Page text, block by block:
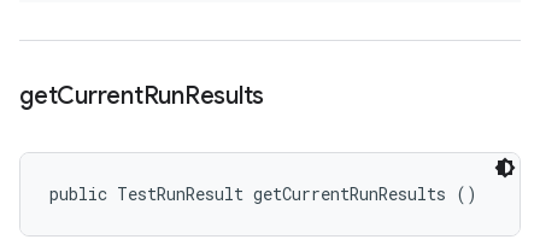
getCurrentRunResults
public TestRunResult getCurrentRunResults ()